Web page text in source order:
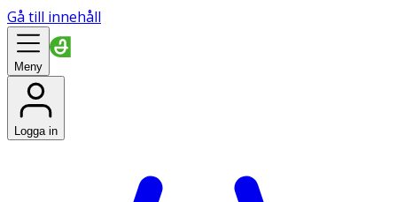
Gå till innehåll
Meny
Logga in